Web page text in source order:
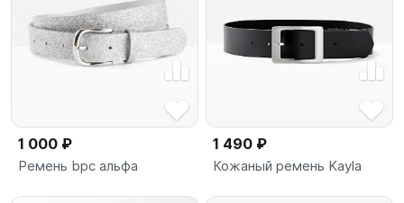
1 000 ₽
Ремень bpc альфа
1 490 ₽
Кожаный ремень Kayla